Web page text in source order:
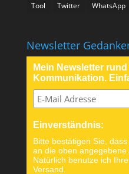
Tool
Twitter WhatsApp
Newsletter
Mein Newsletter
Kommunikation.
Einverständnis:
Bitte bestätigen Sie,
an die oben
Natürlich benutze ich
Versand.